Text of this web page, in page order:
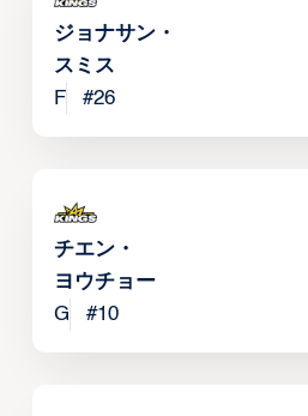
ジョナサン・
スミス
F
#26
チエン・
ヨウチョー
G
#10